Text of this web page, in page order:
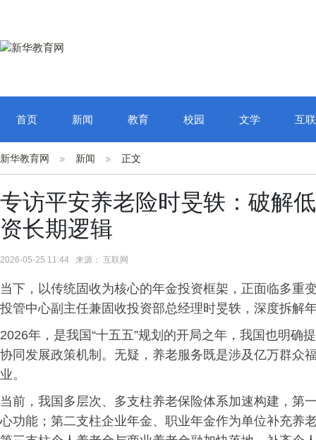
首页 新闻 教育 校园 文学 互
新华教育网 新闻 正文
专访平安养老险时旻轶：破解
资长期逻辑
2026-05-25 11:44 来源： 互联网
当下，以传统固收为核心的年金投资框架，正面临多重
投管中心副主任兼固收投资部总经理时旻轶，深度拆解
2026年，是我国“十五五”规划的开局之年，我国也明确
协同发展政策机制。无疑，养老服务既是涉及亿万群众
业。
当前，我国多层次、多支柱养老保险体系加速构建，第
心功能；第二支柱企业年金、职业年金作为单位补充养